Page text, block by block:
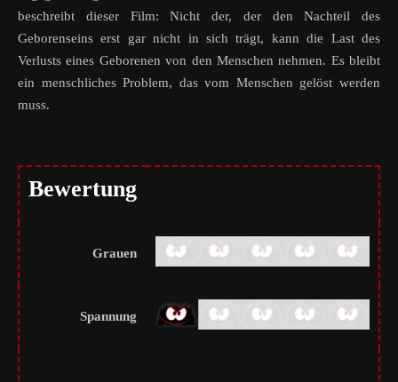
beschreibt dieser Film: Nicht der, der den Nachteil des
Geborenseins erst gar nicht in sich trägt, kann die Last des
Verlusts eines Geborenen von den Menschen nehmen. Es bleibt
ein menschliches Problem, das vom Menschen gelöst werden
muss.
Bewertung
Grauen
Spannung